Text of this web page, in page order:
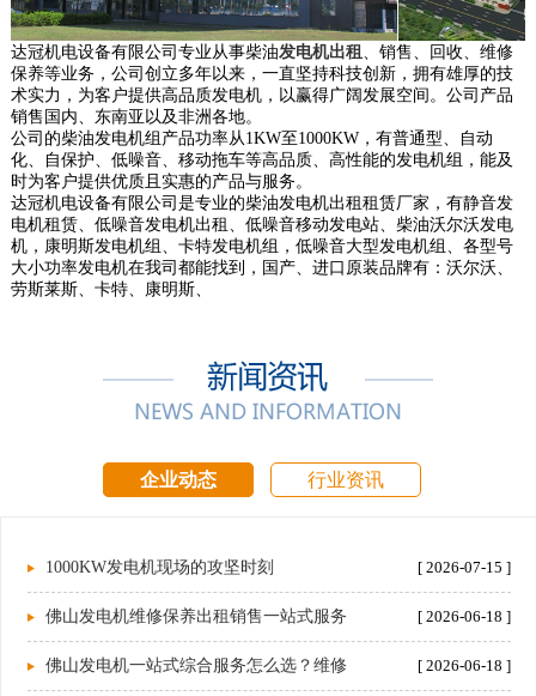
达冠机电设备有限公司专业从事柴油发电机出租
、销售、回收、维修
保养等业务，公司创立多年以来，一直坚持科技创新，拥有雄厚的技
术实力，为客户提供高品质发电机，以赢得广阔发展空间。公司产品
销售国内、东南亚以及非洲各地。
公司的柴油发电机组产品功率从1KW至1000KW，有普通型、自动
化、自保护、低噪音、移动拖车等高品质、高性能的发电机组，能及
时为客户提供优质且实惠的产品与服务。
达冠机电设备有限公司是专业的柴油发电机出租租赁厂家，有静音发
电机租赁、低噪音发电机出租、低噪音移动发电站、柴油沃尔沃发电
机，康明斯发电机组、卡特发电机组，低噪音大型发电机组、各型号
大小功率发电机在我司都能找到，国产、进口原装品牌有：沃尔沃、
劳斯莱斯、卡特、康明斯、
企业动态 行业资讯
1000KW发电机现场的攻坚时刻 [ 2026-07-15 ]
佛山发电机维修保养出租销售一站式服务 [ 2026-06-18 ]
佛山发电机一站式综合服务怎么选？维修 [ 2026-06-18 ]